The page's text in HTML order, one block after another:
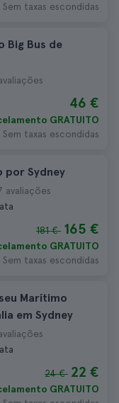
Sem taxas escondidas
Bus de
46 €
GRATUITO
Sem taxas escondidas
por Sydney
avaliações
181 € 165 €
GRATUITO
Sem taxas escondidas
Marítimo
em Sydney
24 € 22 €
GRATUITO